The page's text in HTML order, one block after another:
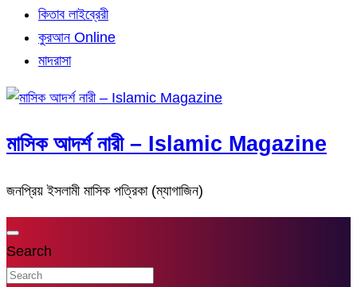
কিতাব লাইব্রেরী
কুরআন Online
মাদরাসা
মাসিক আদর্শ নারী – Islamic Magazine
জনপ্রিয় ইসলামী মাসিক পত্রিকা (ম্যাগাজিন)
Search